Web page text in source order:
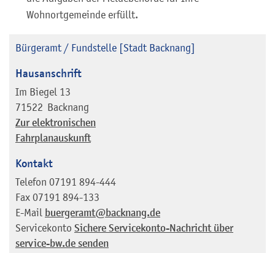
Wohnortgemeinde erfüllt.
Bürgeramt / Fundstelle [Stadt Backnang]
Hausanschrift
Im Biegel 13
71522 Backnang
Zur elektronischen
Fahrplanauskunft
Kontakt
Telefon 07191 894-444
Fax 07191 894-133
E-Mail buergeramt@backnang.de
Servicekonto Sichere Servicekonto-Nachricht über
service-bw.de senden